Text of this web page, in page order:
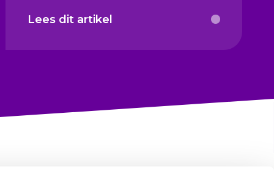
Lees dit artikel